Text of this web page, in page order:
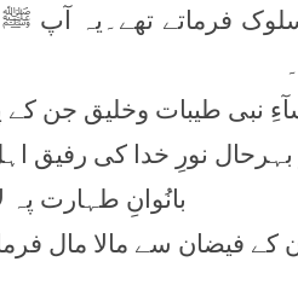
فرماتے تھے۔یہ آپ
نبی طیبات وخلیق جن
نورِ خدا کی رفیق
بانُوانِ طہارت پہ
کے فیضان سے مالا مال